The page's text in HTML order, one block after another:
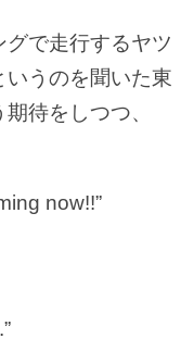
で走行するヤツ
いうのを聞いた東
待をしつつ、
now!!”